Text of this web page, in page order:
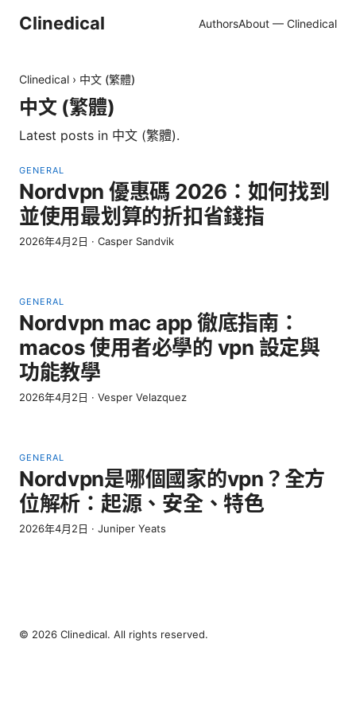
Clinedical AuthorsAbout — Clinedical
Clinedical › 中文 (繁體)
中文 (繁體)
Latest posts in 中文 (繁體).
GENERAL
Nordvpn 優惠碼 2026：如何找到
並使用最划算的折扣省錢指
2026年4月2日 · Casper Sandvik
GENERAL
Nordvpn mac app 徹底指南：
macos 使用者必學的 vpn 設定與
功能教學
2026年4月2日 · Vesper Velazquez
GENERAL
Nordvpn是哪個國家的vpn？全方
位解析：起源、安全、特色
2026年4月2日 · Juniper Yeats
© 2026 Clinedical. All rights reserved.